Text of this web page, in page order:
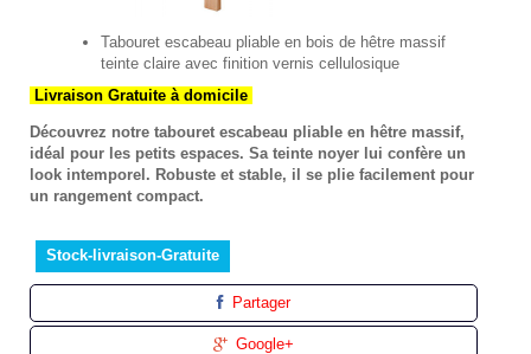
Tabouret escabeau pliable en bois de hêtre massif
teinte claire avec finition vernis cellulosique
Livraison Gratuite à domicile
Découvrez notre tabouret escabeau pliable en hêtre massif,
idéal pour les petits espaces. Sa teinte noyer lui confère un
look intemporel. Robuste et stable, il se plie facilement pour
un rangement compact.
Stock-livraison-Gratuite
Partager
Google+